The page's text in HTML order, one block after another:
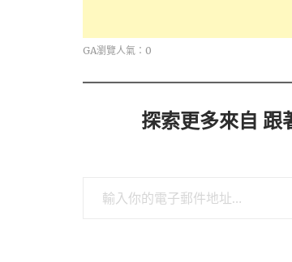
GA瀏覽人氣：0
探索更多來自